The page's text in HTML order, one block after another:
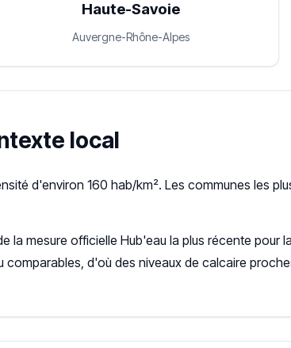
Haute-Savoie
Auvergne-Rhône-Alpes
local
d'environ 160 hab/km². Les communes les
la mesure officielle Hub'eau la plus récente pour
d'où des niveaux de calcaire